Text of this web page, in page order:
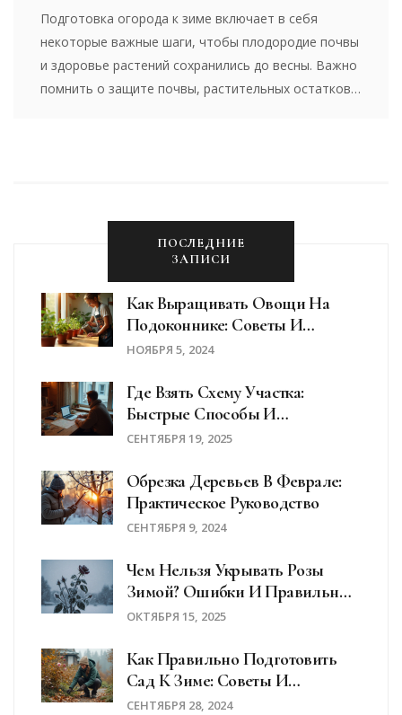
Подготовка огорода к зиме включает в себя
некоторые важные шаги, чтобы плодородие почвы
и здоровье растений сохранились до весны. Важно
помнить о защите почвы, растительных остатков
ПОСЛЕДНИЕ
ЗАПИСИ
Как Выращивать Овощи На
Подоконнике: Советы И
Рекомендации
НОЯБРЯ 5, 2024
Где Взять Схему Участка:
Быстрые Способы И
Официальные Документы В
СЕНТЯБРЯ 19, 2025
Обрезка Деревьев В Феврале:
Практическое Руководство
СЕНТЯБРЯ 9, 2024
Чем Нельзя Укрывать Розы
Зимой? Ошибки И Правильные
Решения
ОКТЯБРЯ 15, 2025
Как Правильно Подготовить
Сад К Зиме: Советы И
Рекомендации
СЕНТЯБРЯ 28, 2024